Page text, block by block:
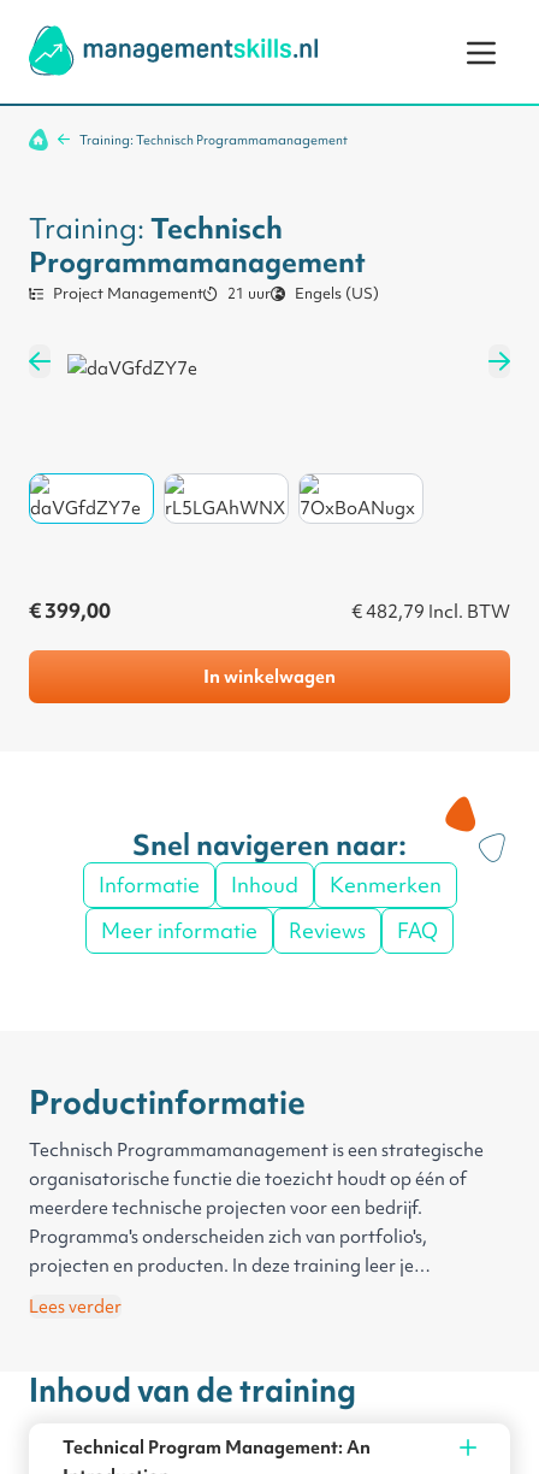
Training: Technisch Programmamanagement
Training:Technisch
Programmamanagement
Project Management 21 uur Engels (US)
€ 399,00 € 482,79 Incl. BTW
In winkelwagen
Snel navigeren naar:
Informatie Inhoud
Kenmerken
Meer informatie
Reviews FAQ
Productinformatie
Technisch Programmamanagement is een strategische
organisatorische functie die toezicht houdt op één of
meerdere technische projecten voor een bedrijf.
Programma's onderscheiden zich van portfolio's,
projecten en producten. In deze training leer je
onderscheid te maken tussen deze drie. Je onderzoekt de
fundamenten. Ontdek effectief programmabeheer,
veranderingsmanagement en verduidelijking van
vereisten. Ook duik je in de toewijzing van middelen,
strategische afstemming, risicoanalyse,
Lees verder
Inhoud van de training
Technical Program Management: An